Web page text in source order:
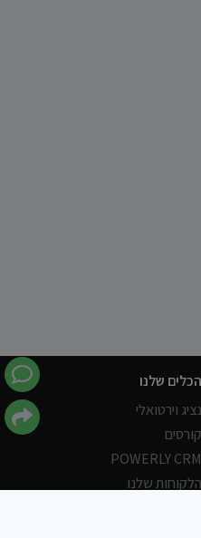
הכלים שלנו
נציג וירטואלי
קורסים
POWERLY CRM
הלקוחות שלנו